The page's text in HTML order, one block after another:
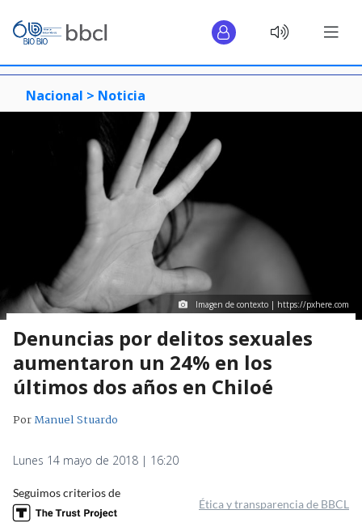
Nacional > Noticia
Imagen de contexto | https://pxhere.com
Denuncias por delitos sexuales
aumentaron un 24% en los
últimos dos años en Chiloé
PorManuel Stuardo
Lunes 14 mayo de 2018 | 16:20
Seguimos criterios de
Ética y transparencia de BBCL